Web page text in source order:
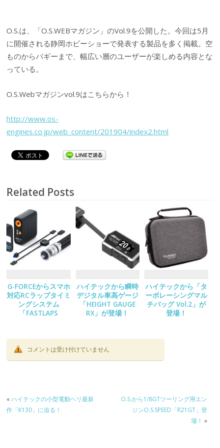
O.S.は、「O.S.WEBマガジン」のVol.9を公開した。今回は5月
に開催される静岡ホビーショーで発表する製品を多く掲載。空
ものからバギーまで、幅広い層のユーザーが楽しめる内容とな
っている。
O.S.Webマガジンvol.9はこちらから！
http://www.os-
engines.co.jp/web_content/201904/index2.html
Related Posts
G-FORCEからスマホ
対応RCラップタイミ
ングシステム
「FASTLAPS
ハイテックから瞬時
デジタル車高ゲージ
「HEIGHT GAUGE
RX」が登場！
ハイテックから「タ
ーボレーシングマル
チバッグ Vol.2」が
登場！
コメントは受け付けていません
«ハイテックの小型電動ヘリ最新
作「K130」に迫る！
O.S.から1/8GTツーリング用エン
ジンO.S.SPEED「R21GT」登
場！ »